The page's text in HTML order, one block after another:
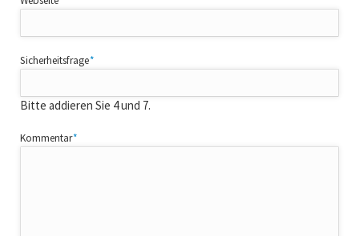
Pflichtfeld
Sicherheitsfrage*
Bitte addieren Sie 4 und 7.
Pflichtfeld
Kommentar*